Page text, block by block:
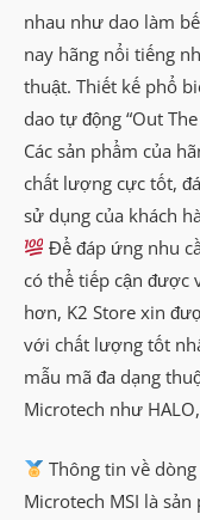
nhau như dao làm
nay hãng nổi tiếng
thuật. Thiết kế phổ
dao tự động “Out
Các sản phẩm của
chất lượng cực tốt,
sử dụng của khách
Để đáp ứng nhu
có thể tiếp cận được
hơn, K2 Store xin
với chất lượng tốt
mẫu mã đa dạng
Microtech như
Thông tin về dòng
Microtech MSI là